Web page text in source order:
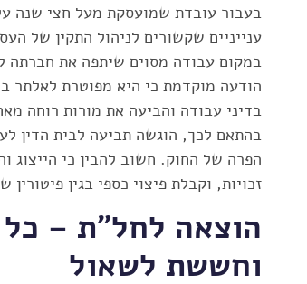
בעבור עובדת שמועסקת מעל חצי שנה
ענייניים שקשורים לניהול התקין של
במקום עבודה מסוים שיתפה את חברתה
הודעה מוקדמת כי היא מפוטרת לאלתר
בדיני עבודה והביעה את מורות רוחה
בהתאם לכך, הוגשה תביעה לבית הדין
הפרה של החוק. חשוב להבין כי הייצוג
זכויות, וקבלת פיצוי כספי בגין
הוצאה לחל"ת –
וחששת לשאול